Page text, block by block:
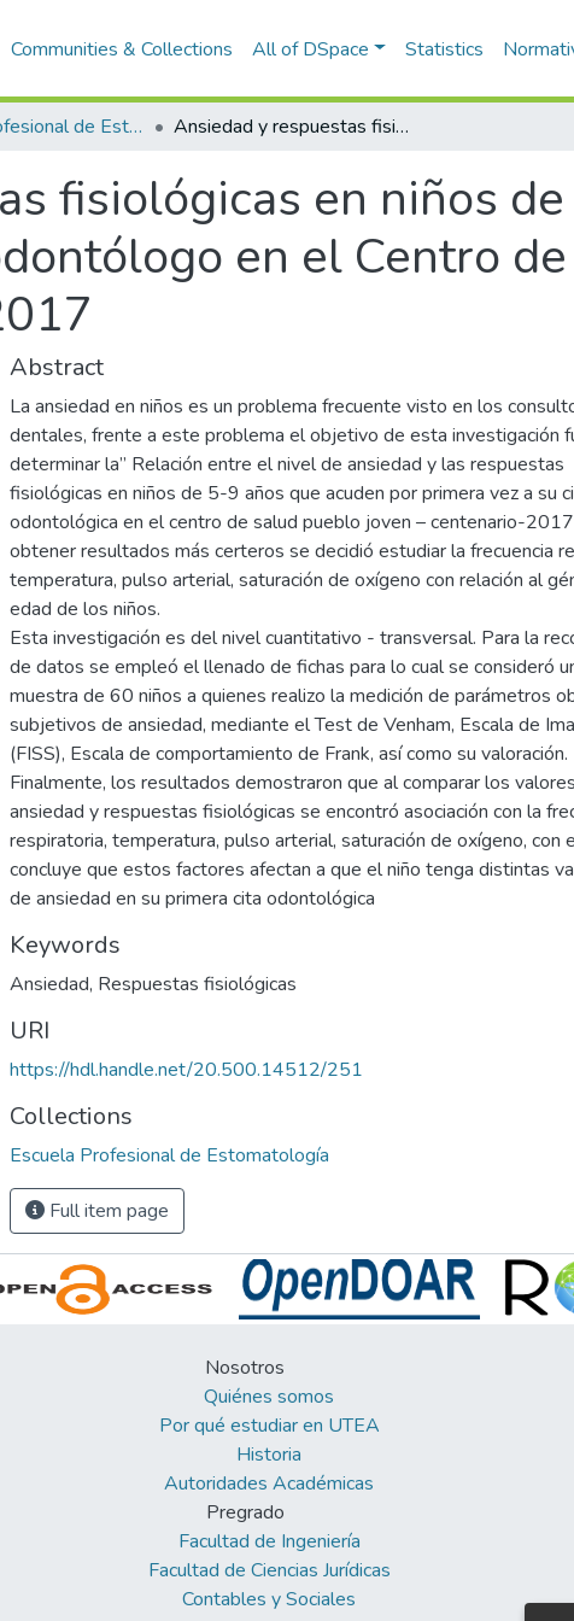
Communities & Collections All of DSpace Statistics
Escuela Profesional de Estomatología Ansiedad y respuestas fisiológicas en niños de 5-9 años en su primera visita al odontólogo en el Centro de Salud Pueblo Joven - Centenario, 2017
fisiológicas en niños
en el Centro
Abstract
La ansiedad en niños es un problema frecuente visto en los
dentales, frente a este problema el objetivo de esta investigación
determinar la” Relación entre el nivel de ansiedad y las respuestas
fisiológicas en niños de 5-9 años que acuden por primera vez a su
odontológica en el centro de salud pueblo joven – centenario-
obtener resultados más certeros se decidió estudiar la frecuencia
temperatura, pulso arterial, saturación de oxígeno con relación al
edad de los niños.
Esta investigación es del nivel cuantitativo - transversal. Para la
de datos se empleó el llenado de fichas para lo cual se consideró
muestra de 60 niños a quienes realizo la medición de parámetros
subjetivos de ansiedad, mediante el Test de Venham, Escala de
(FISS), Escala de comportamiento de Frank, así como su valoración.
Finalmente, los resultados demostraron que al comparar los
ansiedad y respuestas fisiológicas se encontró asociación con la
respiratoria, temperatura, pulso arterial, saturación de oxígeno, con
concluye que estos factores afectan a que el niño tenga distintas
de ansiedad en su primera cita odontológica
Keywords
Ansiedad, Respuestas fisiológicas
URI
https://hdl.handle.net/20.500.14512/251
Collections
Escuela Profesional de Estomatología
Full item page
Nosotros
Quiénes somos
Por qué estudiar en UTEA
Historia
Autoridades Académicas
Pregrado
Facultad de Ingeniería
Facultad de Ciencias Jurídicas
Contables y Sociales